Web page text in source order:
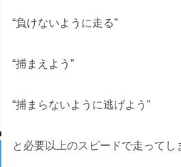
“負けないように走る”
“捕まえよう”
“捕まらないように逃げよう”
と必要以上のスピードで走ってし